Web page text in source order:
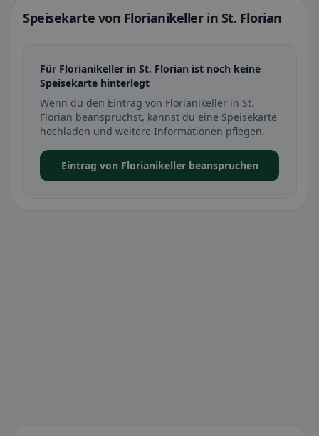
Speisekarte von Florianikeller in St. Florian
Für Florianikeller in St. Florian ist noch keine
Speisekarte hinterlegt
Wenn du den Eintrag von Florianikeller in St.
Florian beanspruchst, kannst du eine Speisekarte
hochladen und weitere Informationen pflegen.
Eintrag von Florianikeller beanspruchen